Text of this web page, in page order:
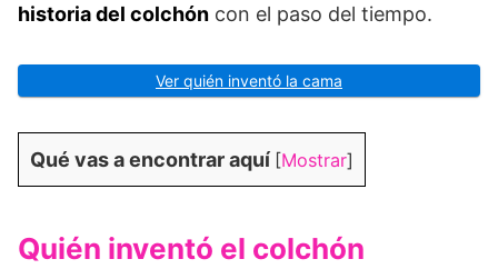
historia del colchón con el paso del tiempo.
Ver quién inventó la cama
Qué vas a encontrar aquí [Mostrar]
Quién inventó el colchón